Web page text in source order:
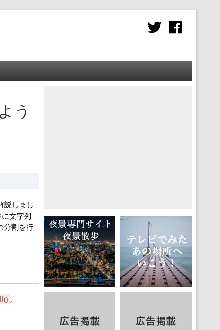
う
説しまし
文字列
分割を行
,